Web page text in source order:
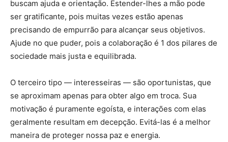
buscam ajuda e orientação. Estender-lhes a mão pode
ser gratificante, pois muitas vezes estão apenas
precisando de empurrão para alcançar seus objetivos.
Ajude no que puder, pois a colaboração é 1 dos pilares de
sociedade mais justa e equilibrada.
O terceiro tipo — interesseiras — são oportunistas, que
se aproximam apenas para obter algo em troca. Sua
motivação é puramente egoísta, e interações com elas
geralmente resultam em decepção. Evitá-las é a melhor
maneira de proteger nossa paz e energia.